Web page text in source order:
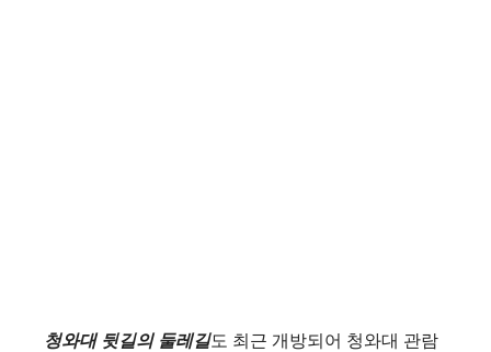
청와대 뒷길의 둘레길도 최근 개방되어 청와대 관람